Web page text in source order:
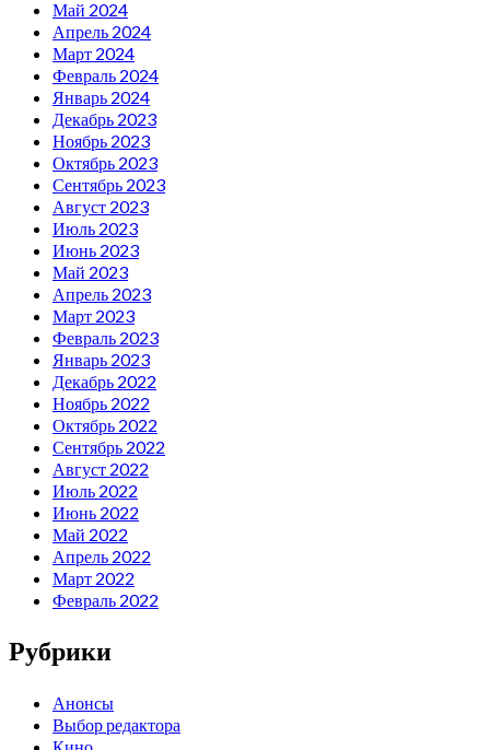
Май 2024
Апрель 2024
Март 2024
Февраль 2024
Январь 2024
Декабрь 2023
Ноябрь 2023
Октябрь 2023
Сентябрь 2023
Август 2023
Июль 2023
Июнь 2023
Май 2023
Апрель 2023
Март 2023
Февраль 2023
Январь 2023
Декабрь 2022
Ноябрь 2022
Октябрь 2022
Сентябрь 2022
Август 2022
Июль 2022
Июнь 2022
Май 2022
Апрель 2022
Март 2022
Февраль 2022
Рубрики
Анонсы
Выбор редактора